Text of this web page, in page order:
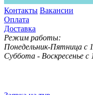
Контакты Вакансии
Оплата
Доставка
Режим работы:
Понедельник-Пятница с
Суббота - Воскресенье с